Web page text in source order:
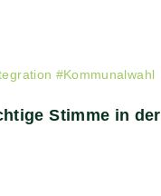
#Kommunalwahl
Stimme in der